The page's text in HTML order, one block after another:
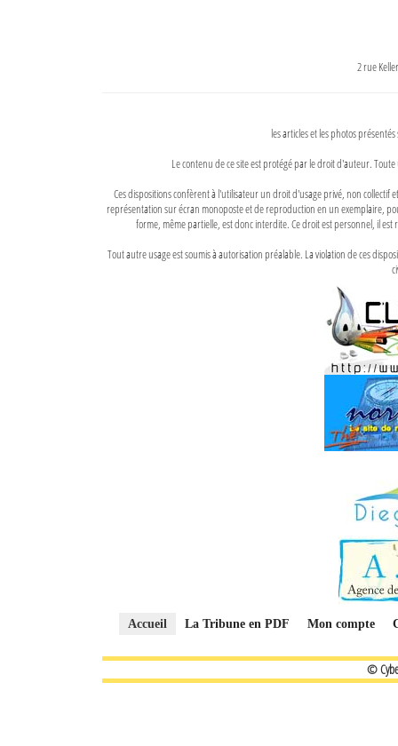
2 rue
les articles et les photos
Le contenu de ce site est protégé par le droit d'auteur.
Ces dispositions confèrent à l'utilisateur un droit d'usage privé, non
représentation sur écran monoposte et de reproduction en un exemplaire,
forme, même partielle, est donc interdite. Ce droit est personnel, il
Tout autre usage est soumis à autorisation préalable. La violation de ces
Accueil La Tribune en PDF Mon compte
©